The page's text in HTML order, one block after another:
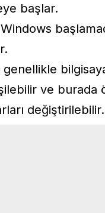
başlar.
Windows
genellikle
ve burada
değiştirilebilir.